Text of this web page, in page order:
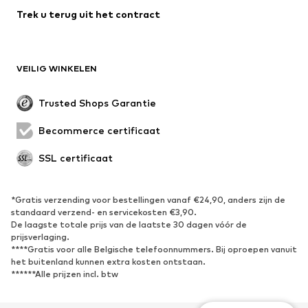
Speciale gelegenheden
Exclusief
SCHOENEN
Nieuw
Lage schoenen
Sportschoenen
Open schoenen
Sportkleding
Sporten
Sportschoenen
Sport Accessoires
Sportuitrusting
Fanzone
Trek u terug uit het contract
VEILIG WINKELEN
Trusted Shops Garantie
Becommerce certificaat
SSL certificaat
*Gratis verzending voor bestellingen vanaf €24,90, anders zijn de
standaard verzend- en servicekosten €3,90.
De laagste totale prijs van de laatste 30 dagen vóór de
prijsverlaging.
****Gratis voor alle Belgische telefoonnummers. Bij oproepen vanuit
het buitenland kunnen extra kosten ontstaan.
******Alle prijzen incl. btw